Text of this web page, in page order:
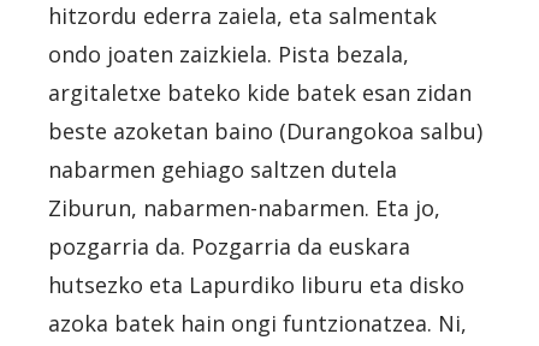
hitzordu ederra zaiela, eta salmentak
ondo joaten zaizkiela. Pista bezala,
argitaletxe bateko kide batek esan zidan
beste azoketan baino (Durangokoa salbu)
nabarmen gehiago saltzen dutela
Ziburun, nabarmen-nabarmen. Eta jo,
pozgarria da. Pozgarria da euskara
hutsezko eta Lapurdiko liburu eta disko
azoka batek hain ongi funtzionatzea. Ni,